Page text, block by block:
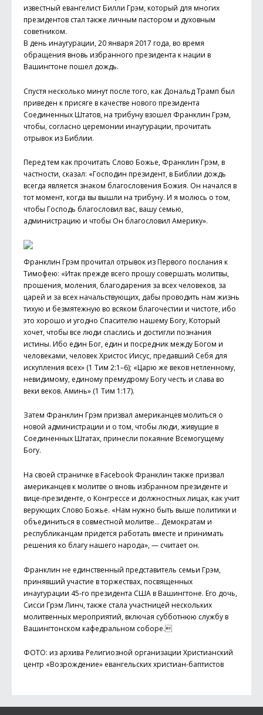
известный евангелист Билли Грэм, который для многих
президентов стал также личным пастором и духовным
советником.
В день инаугурации, 20 января 2017 года, во время
обращения вновь избранного президента к нации в
Вашингтоне пошел дождь.
Спустя несколько минут после того, как Дональд Трамп был
приведен к присяге в качестве нового президента
Соединенных Штатов, на трибуну взошел Франклин Грэм,
чтобы, согласно церемонии инаугурации, прочитать
отрывок из Библии.
Перед тем как прочитать Слово Божье, Франклин Грэм, в
частности, сказал: «Господин президент, в Библии дождь
всегда является знаком благословения Божия. Он начался в
тот момент, когда вы вышли на трибуну. И я молюсь о том,
чтобы Господь благословил вас, вашу семью,
администрацию и чтобы Он благословил Америку».
Франклин Грэм прочитал отрывок из Первого послания к
Тимофею: «Итак прежде всего прошу совершать молитвы,
прошения, моления, благодарения за всех человеков, за
царей и за всех начальствующих, дабы проводить нам жизнь
тихую и безмятежную во всяком благочестии и чистоте, ибо
это хорошо и угодно Спасителю нашему Богу, Который
хочет, чтобы все люди спаслись и достигли познания
истины. Ибо един Бог, един и посредник между Богом и
человеками, человек Христос Иисус, предавший Себя для
искупления всех» (1 Тим 2:1–6); «Царю же веков нетленному,
невидимому, единому премудрому Богу честь и слава во
веки веков. Аминь» (1 Тим 1:17).
Затем Франклин Грэм призвал американцев молиться о
новой администрации и о том, чтобы люди, живущие в
Соединенных Штатах, принесли покаяние Всемогущему
Богу.
На своей страничке в Facebook Франклин также призвал
американцев к молитве о вновь избранном президенте и
вице-президенте, о Конгрессе и должностных лицах, как учит
верующих Слово Божье. «Нам нужно быть выше политики и
объединиться в совместной молитве… Демократам и
республиканцам придется работать вместе и принимать
решения ко благу нашего народа», — считает он.
Франклин не единственный представитель семьи Грэм,
принявший участие в торжествах, посвященных
инаугурации 45-го президента США в Вашингтоне. Его дочь,
Сисси Грэм Линч, также стала участницей нескольких
молитвенных мероприятий, включая субботнюю службу в
Вашингтонском кафедральном соборе.
ФОТО: из архива Религиозной организации Христианский
центр «Возрождение» евангельских христиан-баптистов